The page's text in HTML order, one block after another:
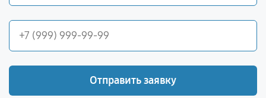
Отправить заявку